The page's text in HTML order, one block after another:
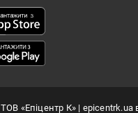
ТОВ «Епіцентр К»| epicentrk.ua